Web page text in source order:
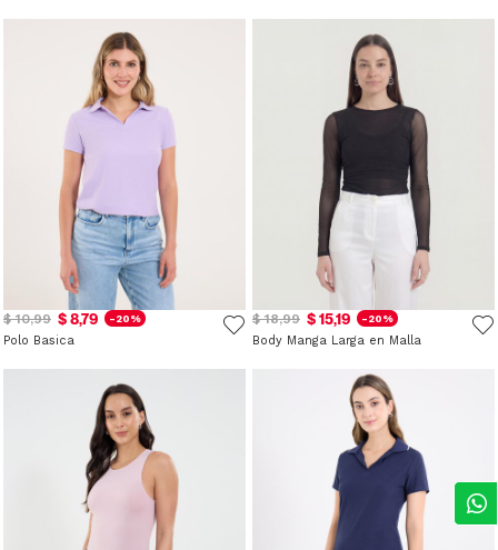
$ 10,99 $ 8,79 -20%
Polo Basica
$ 18,99 $ 15,19 -20%
Body Manga Larga en Malla